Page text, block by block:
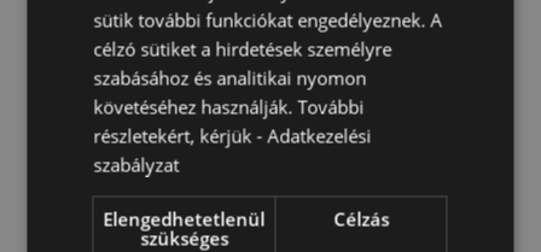
Információ
Magasság 26cm Szélesség 19cm Hosszúság 18cm
5055071748752
4
1.593000
Nem
Nem
Nem
sütik további funkciókat engedélyeznek. A
célzó sütiket a hirdetések személyre
szabásához és analitikai nyomon
követéséhez használják. További
részletekért, kérjük -Adatkezelési
szabályzat
Elengedhetetlenül
szükséges
Célzás